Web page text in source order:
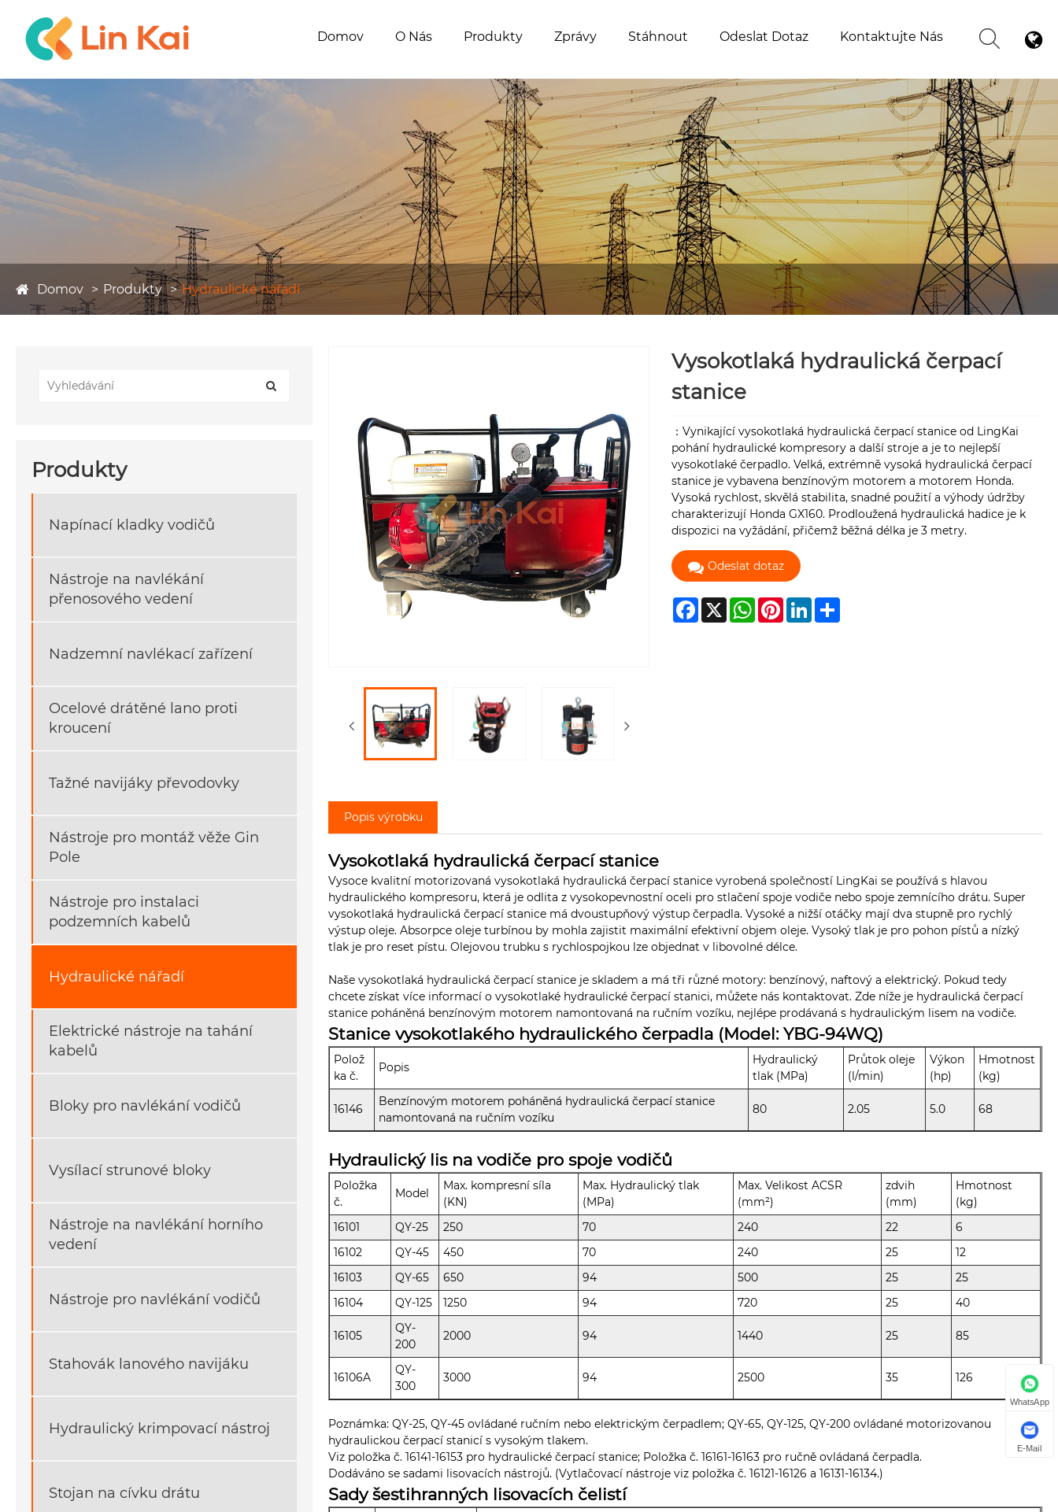
Domov O Nás Produkty Zprávy Stáhnout Odeslat Dotaz Kontaktujte Nás
Domov Produkty Hydraulické nářadí
Produkty
Napínací kladky vodičů
Nástroje na navlékání
přenosového vedení
Nadzemní navlékací zařízení
Ocelové drátěné lano proti
kroucení
Tažné navijáky převodovky
Nástroje pro montáž věže Gin
Pole
Nástroje pro instalaci
podzemních kabelů
Hydraulické nářadí
Elektrické nástroje na tahání
kabelů
Bloky pro navlékání vodičů
Vysílací strunové bloky
Nástroje na navlékání horního
vedení
Nástroje pro navlékání vodičů
Stahovák lanového navijáku
Hydraulický krimpovací nástroj
Stojan na cívku drátu
Vysokotlaká hydraulická čerpací
stanice
：Vynikající vysokotlaká hydraulická čerpací stanice od LingKai
pohání hydraulické kompresory a další stroje a je to nejlepší
vysokotlaké čerpadlo. Velká, extrémně vysoká hydraulická čerpací
stanice je vybavena benzínovým motorem a motorem Honda.
Vysoká rychlost, skvělá stabilita, snadné použití a výhody údržby
charakterizují Honda GX160. Prodloužená hydraulická hadice je k
dispozici na vyžádání, přičemž běžná délka je 3 metry.
Odeslat dotaz
Facebook
X WhatsApp
PinterestLinkedInShare
Popis výrobku
Vysokotlaká hydraulická čerpací stanice
Vysoce kvalitní motorizovaná vysokotlaká hydraulická čerpací stanice vyrobená společností LingKai se používá s hlavou
hydraulického kompresoru, která je odlita z vysokopevnostní oceli pro stlačení spoje vodiče nebo spoje zemnícího drátu. Super
vysokotlaká hydraulická čerpací stanice má dvoustupňový výstup čerpadla. Vysoké a nižší otáčky mají dva stupně pro rychlý
výstup oleje. Absorpce oleje turbínou by mohla zajistit maximální efektivní objem oleje. Vysoký tlak je pro pohon pístů a nízký
tlak je pro reset pístu. Olejovou trubku s rychlospojkou lze objednat v libovolné délce.
Naše vysokotlaká hydraulická čerpací stanice je skladem a má tři různé motory: benzínový, naftový a elektrický. Pokud tedy
chcete získat více informací o vysokotlaké hydraulické čerpací stanici, můžete nás kontaktovat. Zde níže je hydraulická čerpací
stanice poháněná benzínovým motorem namontovaná na ručním vozíku, nejlépe prodávaná s hydraulickým lisem na vodiče.
Stanice vysokotlakého hydraulického čerpadla (Model: YBG-94WQ)
Polož
ka č.
Popis
Hydraulický
tlak (MPa)
Průtok oleje
(l/min)
Výkon
(hp)
Hmotnost
(kg)
16146
Benzínovým motorem poháněná hydraulická čerpací stanice
namontovaná na ručním vozíku
80 2.05 5.0 68
Hydraulický lis na vodiče pro spoje vodičů
Položka
č.
Model
Max. kompresní síla
(KN)
Max. Hydraulický tlak
(MPa)
Max. Velikost ACSR
(mm²)
zdvih
(mm)
Hmotnost
(kg)
16101
QY-25 250 70 240 22
6
16102
QY-45 450 70 240 25
12
16103
QY-65 650 94 500 25
25
16104
QY-125 1250 94 720 25 40
16105
QY-
200
2000 94 1440 25 85
16106A
QY-
300
3000 94 2500 35 126
Poznámka: QY-25, QY-45 ovládané ručním nebo elektrickým čerpadlem; QY-65, QY-125, QY-200 ovládané motorizovanou
hydraulickou čerpací stanicí s vysokým tlakem.
Viz položka č. 16141-16153 pro hydraulické čerpací stanice; Položka č. 16161-16163 pro ručně ovládaná čerpadla.
Dodáváno se sadami lisovacích nástrojů. (Vytlačovací nástroje viz položka č. 16121-16126 a 16131-16134.)
Sady šestihranných lisovacích čelistí
WhatsApp
E-Mail